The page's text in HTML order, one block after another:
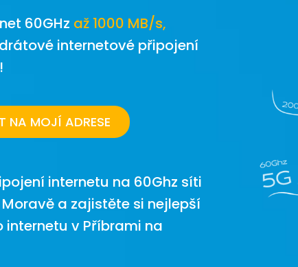
60GHz až 1000 MB/s,
internetové připojení
NA MOJÍ ADRESE
internetu na 60Ghz síti
a zajistěte si nejlepší
v Příbrami na